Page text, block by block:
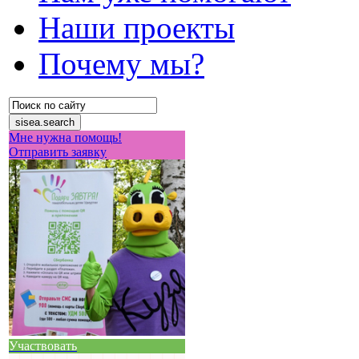
Наши проекты
Почему мы?
Мне нужна помощь!
Отправить заявку
Участвовать